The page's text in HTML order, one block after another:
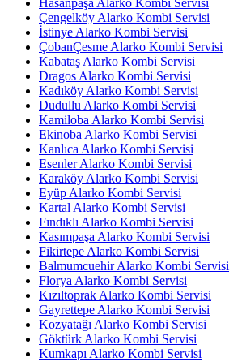
Hasanpaşa Alarko Kombi Servisi
Çengelköy Alarko Kombi Servisi
İstinye Alarko Kombi Servisi
ÇobanÇesme Alarko Kombi Servisi
Kabataş Alarko Kombi Servisi
Dragos Alarko Kombi Servisi
Kadıköy Alarko Kombi Servisi
Dudullu Alarko Kombi Servisi
Kamiloba Alarko Kombi Servisi
Ekinoba Alarko Kombi Servisi
Kanlıca Alarko Kombi Servisi
Esenler Alarko Kombi Servisi
Karaköy Alarko Kombi Servisi
Eyüp Alarko Kombi Servisi
Kartal Alarko Kombi Servisi
Fındıklı Alarko Kombi Servisi
Kasımpaşa Alarko Kombi Servisi
Fikirtepe Alarko Kombi Servisi
Balmumcuehir Alarko Kombi Servisi
Florya Alarko Kombi Servisi
Kızıltoprak Alarko Kombi Servisi
Gayrettepe Alarko Kombi Servisi
Kozyatağı Alarko Kombi Servisi
Göktürk Alarko Kombi Servisi
Kumkapı Alarko Kombi Servisi